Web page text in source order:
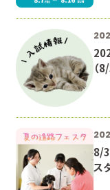
（
8/
ス